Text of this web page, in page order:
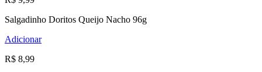
Salgadinho Doritos Queijo Nacho 96g
Adicionar
R$ 8,99